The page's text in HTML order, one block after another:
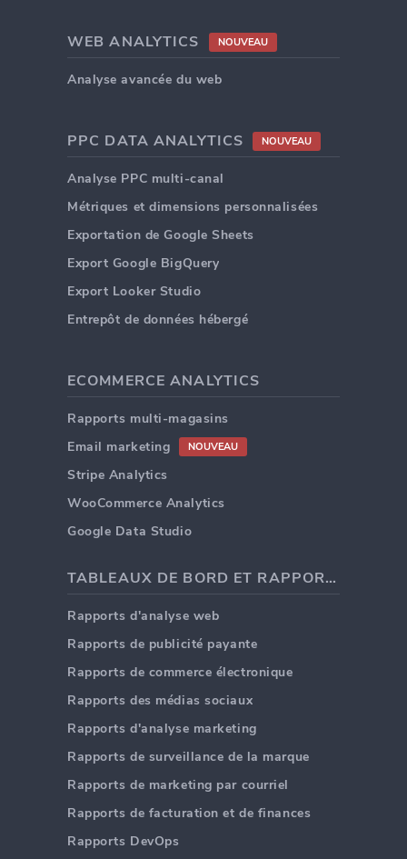
WEB ANALYTICS NOUVEAU
Analyse avancée du web
PPC DATA ANALYTICS NOUVEAU
Analyse PPC multi-canal
Métriques et dimensions personnalisées
Exportation de Google Sheets
Export Google BigQuery
Export Looker Studio
Entrepôt de données hébergé
ECOMMERCE ANALYTICS
Rapports multi-magasins
Email marketing
NOUVEAU
Stripe Analytics
WooCommerce Analytics
Google Data Studio
TABLEAUX DE BORD ET RAPPORTS
Rapports d'analyse web
Rapports de publicité payante
Rapports de commerce électronique
Rapports des médias sociaux
Rapports d'analyse marketing
Rapports de surveillance de la marque
Rapports de marketing par courriel
Rapports de facturation et de finances
Rapports DevOps